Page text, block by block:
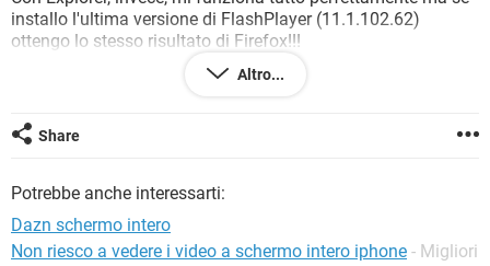
HARDWARE
installo l'ultima versione di FlashPlayer (11.1.102.62)
ottengo lo stesso risultato di Firefox!!!
Altro...
Share
Potrebbe anche interessarti:
Dazn schermo intero
Non riesco a vedere i video a schermo intero iphone - Migliori